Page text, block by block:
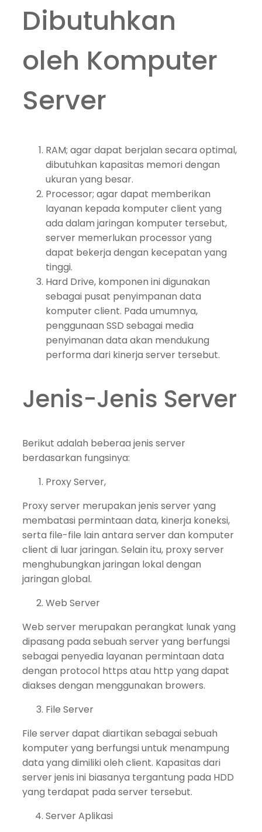
Dibutuhkan
oleh Komputer
Server
RAM; agar dapat berjalan secara optimal,
dibutuhkan kapasitas memori dengan
ukuran yang besar.
Processor; agar dapat memberikan
layanan kepada komputer client yang
ada dalam jaringan komputer tersebut,
server memerlukan processor yang
dapat bekerja dengan kecepatan yang
tinggi.
Hard Drive, komponen ini digunakan
sebagai pusat penyimpanan data
komputer client. Pada umumnya,
penggunaan SSD sebagai media
penyimanan data akan mendukung
performa dari kinerja server tersebut.
Jenis-Jenis Server
Berikut adalah beberaa jenis server
berdasarkan fungsinya:
Proxy Server,
Proxy server merupakan jenis server yang
membatasi permintaan data, kinerja koneksi,
serta file-file lain antara server dan komputer
client di luar jaringan. Selain itu, proxy server
menghubungkan jaringan lokal dengan
jaringan global.
Web Server
Web server merupakan perangkat lunak yang
dipasang pada sebuah server yang berfungsi
sebagai penyedia layanan permintaan data
dengan protocol https atau http yang dapat
diakses dengan menggunakan browers.
File Server
File server dapat diartikan sebagai sebuah
komputer yang berfungsi untuk menampung
data yang dimiliki oleh client. Kapasitas dari
server jenis ini biasanya tergantung pada HDD
yang terdapat pada server tersebut.
Server Aplikasi